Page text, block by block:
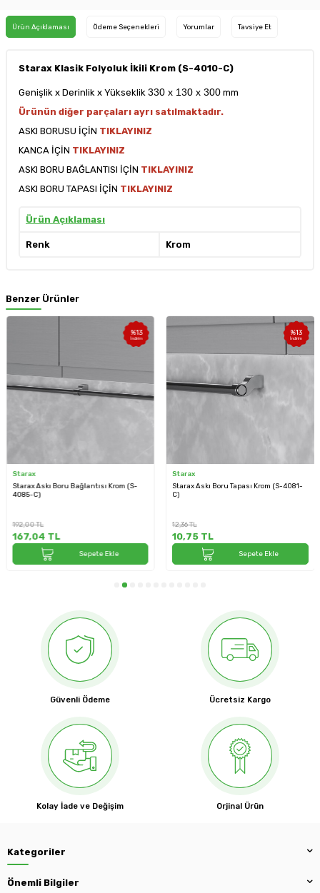
Ürün Açıklaması Ödeme Seçenekleri Yorumlar Tavsiye Et
Starax Klasik Folyoluk İkili Krom (S-4010-C)
Genişlik x Derinlik x Yükseklik 330 x 130 x 300 mm
Ürünün diğer parçaları ayrı satılmaktadır.
ASKI BORUSU İÇİN TIKLAYINIZ
KANCA İÇİN TIKLAYINIZ
ASKI BORU BAĞLANTISI İÇİN TIKLAYINIZ
ASKI BORU TAPASI İÇİN TIKLAYINIZ
Ürün Açıklaması
Renk Krom
Benzer Ürünler
13
İndirim
Askı Boru Bağlantısı Krom (S-
C)
TL
TL
Sepete Ekle
13
İndirim
Starax
Starax Askı Boru Tapası Krom (S-4081-
TL
10,75TL
Sepete Ekle
Güvenli Ödeme Ücretsiz Kargo
Kolay İade ve Değişim Orjinal Ürün
Kategoriler
Önemli Bilgiler